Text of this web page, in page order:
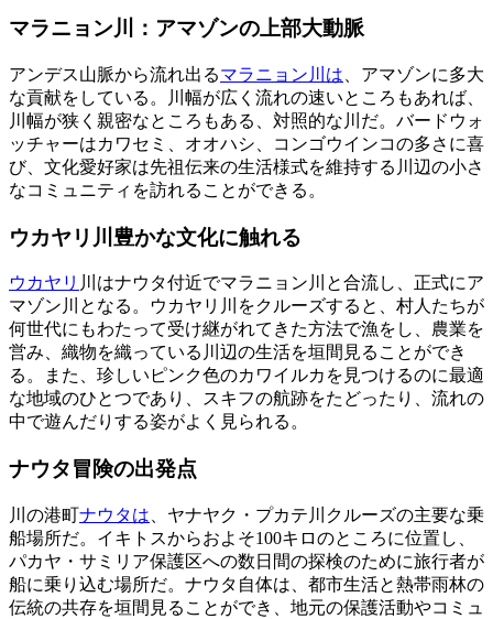
マラニョン川：アマゾンの上部大動脈
アンデス山脈から流れ出るマラニョン川は 、アマゾンに多大
な貢献をしている。川幅が広く流れの速いところもあれば、
川幅が狭く親密なところもある、対照的な川だ。バードウォ
ッチャーはカワセミ、オオハシ、コンゴウインコの多さに喜
び、文化愛好家は先祖伝来の生活様式を維持する川辺の小さ
なコミュニティを訪れることができる。
ウカヤリ川豊かな文化に触れる
ウカヤリ 川はナウタ付近でマラニョン川と合流し、正式にア
マゾン川となる。ウカヤリ川をクルーズすると、村人たちが
何世代にもわたって受け継がれてきた方法で漁をし、農業を
営み、織物を織っている川辺の生活を垣間見ることができ
る。また、珍しいピンク色のカワイルカを見つけるのに最適
な地域のひとつであり、スキフの航跡をたどったり、流れの
中で遊んだりする姿がよく見られる。
ナウタ冒険の出発点
川の港町ナウタは 、ヤナヤク・プカテ川クルーズの主要な乗
船場所だ。イキトスからおよそ100キロのところに位置し、
パカヤ・サミリア保護区への数日間の探検のために旅行者が
船に乗り込む場所だ。ナウタ自体は、都市生活と熱帯雨林の
伝統の共存を垣間見ることができ、地元の保護活動やコミュ